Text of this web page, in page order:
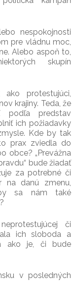
nespokojnosti
pre vládnu moc,
Alebo aspoň to,
skupín
protestujúci,
krajiny. Teda, že
podľa predstav
ich požiadavky
Kde by tak
prax zviedla do
obce? „Prevážna
bude žiadať
za potrebné či
na danú zmenu,
by sa nám také
či
ich sloboda a
ako je, či bude
v posledných